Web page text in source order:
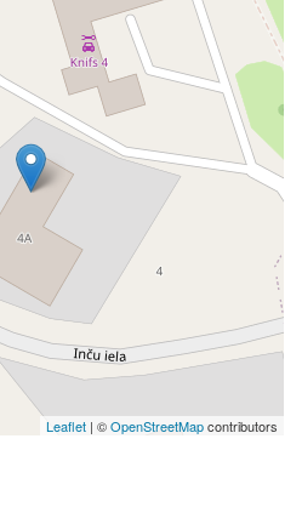
Leaflet | ©OpenStreetMapcontributors